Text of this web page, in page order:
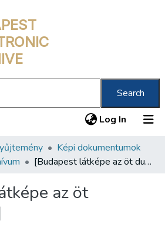
Search
Log In (current)
Képi dokumentumok
[Budapest látképe az öt dunahíddal]
az öt